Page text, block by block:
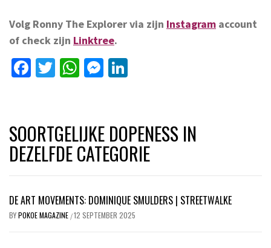
Volg Ronny The Explorer via zijn Instagram account
of check zijn Linktree.
Facebook
Twitter
WhatsApp
Messenger
SOORTGELIJKE DOPENESS IN
DEZELFDE CATEGORIE
DE ART MOVEMENTS: DOMINIQUE SMULDERS | STREETWALKE
BYPOKOE MAGAZINE /12 SEPTEMBER 2025